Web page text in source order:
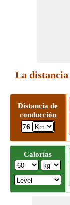
La
Distancia de
conducción
76
Calorías